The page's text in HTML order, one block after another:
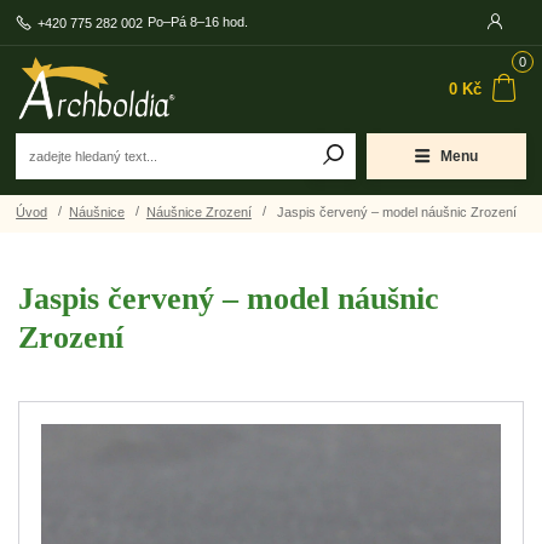
Menu
+420 775 282 002 Po–Pá 8–16 hod.
0
0 Kč
Úvod Náušnice Náušnice Zrození Jaspis červený – model náušnic Zrození
Jaspis červený – model náušnic
Zrození